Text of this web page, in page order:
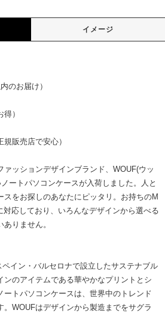
イメージ
のお届け）
）
規販売店で安心）
ァッションデザインブランド、WOUF(ウッ
ートパソコンケースが入荷しました。人と
スをお探しのあなたにピッタリ。お持ちのM
応しており、いろんなデザインから選べる
りません。
イン・バルセロナで設立したサステナブル
ンのアイテムである華やかなプリントとシ
ートパソコンケースは、世界中のトレンド
。WOUFはデザインから製造までをサグラ